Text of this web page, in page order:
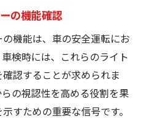
の機能確認
機能は、車の安全運転にお
検時には、これらのライト
認することが求められま
の視認性を高める役割を果
すための重要な信号です。